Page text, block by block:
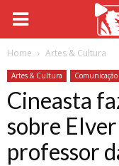
Home Artes & Cultura
Artes & Cultura Comunicação
Cineasta
sobre
professor